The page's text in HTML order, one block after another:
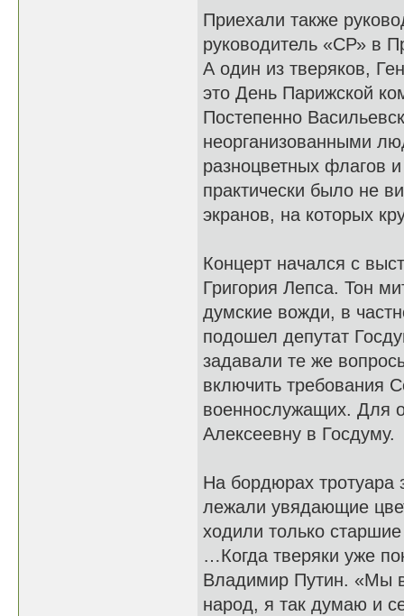
Приехали также
руководитель «СР» в
А один из тверяков,
это День Парижской
Постепенно
неорганизованными
разноцветных флагов
практически было не
экранов, на которых
Концерт начался с
Григория Лепса. Тон
думские вожди, в
подошел депутат
задавали те же
включить требования
военнослужащих. Для
Алексеевну в Госдуму.
На бордюрах тротуара
лежали увядающие
ходили только
…Когда тверяки уже
Владимир Путин. «Мы
народ, я так думаю и